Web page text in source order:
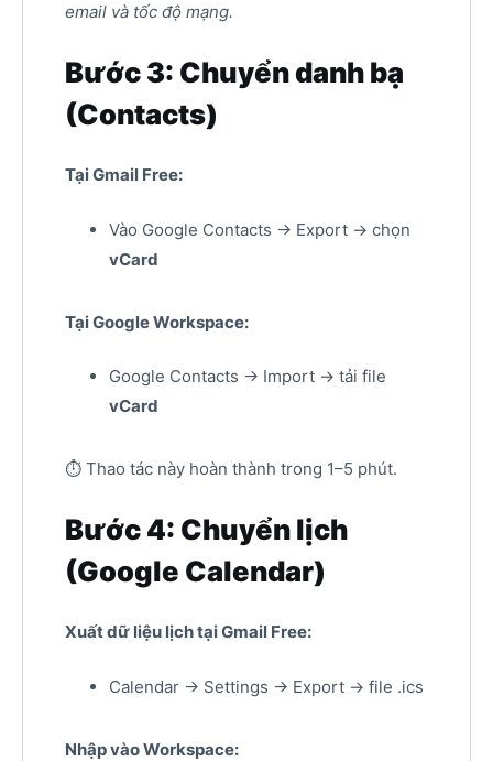
email và tốc độ mạng.
Bước 3: Chuyển danh bạ
(Contacts)
Tại Gmail Free:
Vào Google Contacts → Export → chọn
vCard
Tại Google Workspace:
Google Contacts → Import → tải file
vCard
⏱ Thao tác này hoàn thành trong 1–5 phút.
Bước 4: Chuyển lịch
(Google Calendar)
Xuất dữ liệu lịch tại Gmail Free:
Calendar → Settings → Export → file .ics
Nhập vào Workspace: